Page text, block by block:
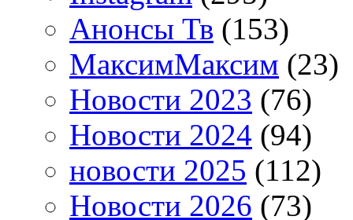
Анонсы Тв (153)
МаксимМаксим (23)
Новости 2023 (76)
Новости 2024 (94)
новости 2025 (112)
Новости 2026 (73)